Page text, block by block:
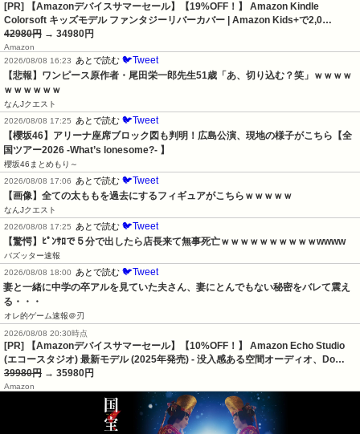
[PR] 【Amazonデバイスサマーセール】【19%OFF！】 Amazon Kindle
Colorsoft キッズモデル ファンタジーリバーカバー | Amazon Kids+で2,0…
42980円 → 34980円
Amazon
2026/08/08 16:23
あとで読む 🐦Tweet
【悲報】ワンピース原作者・尾田栄一郎先生51歳「あ、切り込む？笑」ｗｗｗｗ
ｗｗｗｗｗｗ
なんJクエスト
2026/08/08 17:25
あとで読む 🐦Tweet
【櫻坂46】アリーナ座席ブロック図も判明！広島公演、現地の様子がこちら【全
国ツアー2026 -What’s lonesome?- 】
櫻坂46まとめもり～
2026/08/08 17:06
あとで読む 🐦Tweet
【画像】全ての太ももを過去にするフィギュアがこちらｗｗｗｗｗ
なんJクエスト
2026/08/08 17:25
あとで読む 🐦Tweet
【驚愕】ﾋﾟﾝｻﾛで５分で出したら店長来て無事死亡ｗｗｗｗｗｗｗｗｗｗwwww
バズッター速報
2026/08/08 18:00
あとで読む 🐦Tweet
妻と一緒に中学の卒アルを見ていた夫さん、妻にとんでもない秘密をバレて震え
る・・・
オレ的ゲーム速報＠刃
2026/08/08 20:30時点
[PR] 【Amazonデバイスサマーセール】【10%OFF！】 Amazon Echo Studio
(エコースタジオ) 最新モデル (2025年発売) - 没入感ある空間オーディオ、Do…
39980円 → 35980円
Amazon